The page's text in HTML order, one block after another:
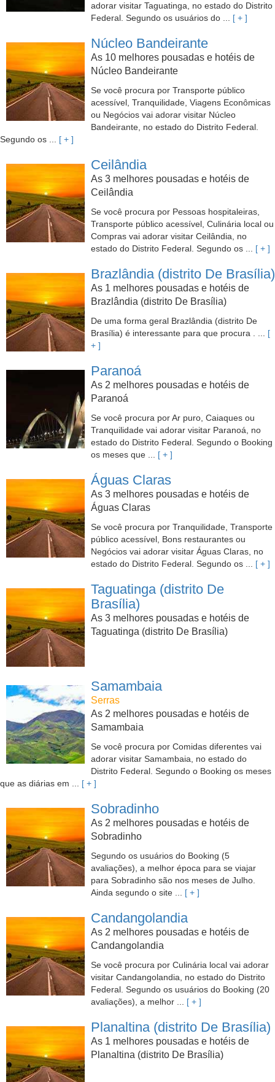
adorar visitar Taguatinga, no estado do Distrito
Federal. Segundo os usuários do ... [ + ]
Núcleo Bandeirante
As 10 melhores pousadas e hotéis de
Núcleo Bandeirante
Se você procura por Transporte público
acessível, Tranquilidade, Viagens Econômicas
ou Negócios vai adorar visitar Núcleo
Bandeirante, no estado do Distrito Federal.
Segundo os ... [ + ]
Ceilândia
As 3 melhores pousadas e hotéis de
Ceilândia
Se você procura por Pessoas hospitaleiras,
Transporte público acessível, Culinária local ou
Compras vai adorar visitar Ceilândia, no
estado do Distrito Federal. Segundo os ... [ + ]
Brazlândia (distrito De Brasília)
As 1 melhores pousadas e hotéis de
Brazlândia (distrito De Brasília)
De uma forma geral Brazlândia (distrito De
Brasília) é interessante para que procura . ... [
+ ]
Paranoá
As 2 melhores pousadas e hotéis de
Paranoá
Se você procura por Ar puro, Caiaques ou
Tranquilidade vai adorar visitar Paranoá, no
estado do Distrito Federal. Segundo o Booking
os meses que ... [ + ]
Águas Claras
As 3 melhores pousadas e hotéis de
Águas Claras
Se você procura por Tranquilidade, Transporte
público acessível, Bons restaurantes ou
Negócios vai adorar visitar Águas Claras, no
estado do Distrito Federal. Segundo os ... [ + ]
Taguatinga (distrito De
Brasília)
As 3 melhores pousadas e hotéis de
Taguatinga (distrito De Brasília)
Samambaia
Serras
As 2 melhores pousadas e hotéis de
Samambaia
Se você procura por Comidas diferentes vai
adorar visitar Samambaia, no estado do
Distrito Federal. Segundo o Booking os meses
que as diárias em ... [ + ]
Sobradinho
As 2 melhores pousadas e hotéis de
Sobradinho
Segundo os usuários do Booking (5
avaliações), a melhor época para se viajar
para Sobradinho são nos meses de Julho.
Ainda segundo o site ... [ + ]
Candangolandia
As 2 melhores pousadas e hotéis de
Candangolandia
Se você procura por Culinária local vai adorar
visitar Candangolandia, no estado do Distrito
Federal. Segundo os usuários do Booking (20
avaliações), a melhor ... [ + ]
Planaltina (distrito De Brasília)
As 1 melhores pousadas e hotéis de
Planaltina (distrito De Brasília)